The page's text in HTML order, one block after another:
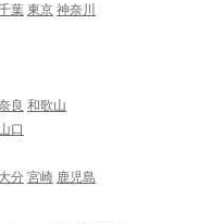
葉 東京 神奈川
良 和歌山
山口
大分 宮崎 鹿児島